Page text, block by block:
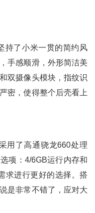
持了小米一贯的简约风
手感顺滑，外形简洁美
双摄像头模块，指纹识
密，使得整个后壳看上
用了高通骁龙660处理
项：4/6GB运行内存和
求进行更好的选择。搭
是非常不错了，应对大